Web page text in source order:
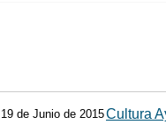
19 de Junio de 2015Cultura